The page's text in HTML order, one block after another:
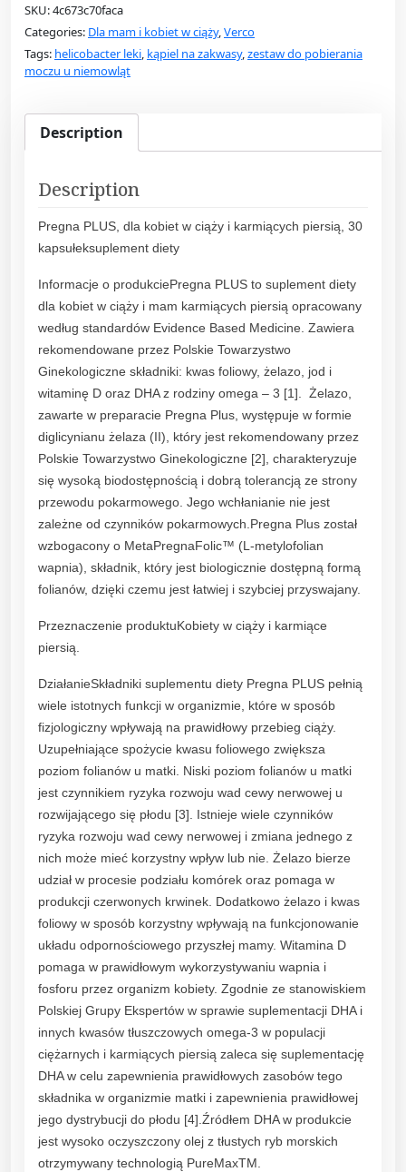
g
n
a
P
S
SKU:4c673c70faca
Categories: Dla mam i kobiet w ciąży, Verco
Tags: helicobacter leki kąpiel na zakwasy, zestaw do pobierania
moczu u niemowląt
Description
Description
Pregna PLUS, dla kobiet w ciąży i karmiących piersią, 30
kapsułeksuplement diety
Informacje o produkciePregna PLUS to suplement diety
dla kobiet w ciąży i mam karmiących piersią opracowany
według standardów Evidence Based Medicine. Zawiera
rekomendowane przez Polskie Towarzystwo
Ginekologiczne składniki: kwas foliowy, żelazo, jod i
witaminę D oraz DHA z rodziny omega – 3 [1]. Żelazo,
zawarte w preparacie Pregna Plus, występuje w formie
diglicynianu żelaza (II), który jest rekomendowany przez
Polskie Towarzystwo Ginekologiczne [2], charakteryzuje
się wysoką biodostępnością i dobrą tolerancją ze strony
przewodu pokarmowego. Jego wchłanianie nie jest
zależne od czynników pokarmowych.Pregna Plus został
wzbogacony o MetaPregnaFolic™ (L-metylofolian
wapnia), składnik, który jest biologicznie dostępną formą
folianów, dzięki czemu jest łatwiej i szybciej przyswajany.
Przeznaczenie produktuKobiety w ciąży i karmiące
piersią.
DziałanieSkładniki suplementu diety Pregna PLUS pełnią
wiele istotnych funkcji w organizmie, które w sposób
fizjologiczny wpływają na prawidłowy przebieg ciąży.
Uzupełniające spożycie kwasu foliowego zwiększa
poziom folianów u matki. Niski poziom folianów u matki
jest czynnikiem ryzyka rozwoju wad cewy nerwowej u
rozwijającego się płodu [3]. Istnieje wiele czynników
ryzyka rozwoju wad cewy nerwowej i zmiana jednego z
nich może mieć korzystny wpływ lub nie. Żelazo bierze
udział w procesie podziału komórek oraz pomaga w
produkcji czerwonych krwinek. Dodatkowo żelazo i kwas
foliowy w sposób korzystny wpływają na funkcjonowanie
układu odpornościowego przyszłej mamy. Witamina D
pomaga w prawidłowym wykorzystywaniu wapnia i
fosforu przez organizm kobiety. Zgodnie ze stanowiskiem
Polskiej Grupy Ekspertów w sprawie suplementacji DHA i
innych kwasów tłuszczowych omega-3 w populacji
ciężarnych i karmiących piersią zaleca się suplementację
DHA w celu zapewnienia prawidłowych zasobów tego
składnika w organizmie matki i zapewnienia prawidłowej
jego dystrybucji do płodu [4].Źródłem DHA w produkcie
jest wysoko oczyszczony olej z tłustych ryb morskich
otrzymywany technologią PureMaxTM.